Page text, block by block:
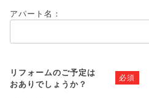
アパート名：
リフォームのご予定は
おありでしょうか？
必須